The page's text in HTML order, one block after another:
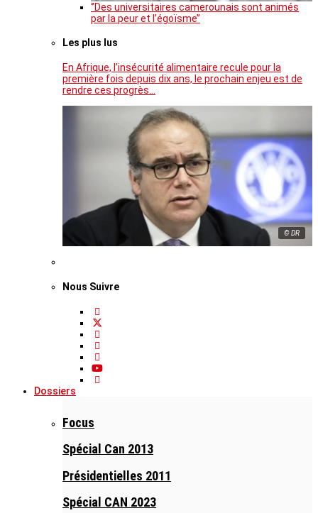
‘’Des universitaires camerounais sont animés
par la peur et l’égoïsme’’
Les plus lus
En Afrique, l’insécurité alimentaire recule pour la
première fois depuis dix ans, le prochain enjeu est de
rendre ces progrès…
© DR
Nous Suivre
Dossiers
Focus
Spécial Can 2013
Présidentielles 2011
Spécial CAN 2023